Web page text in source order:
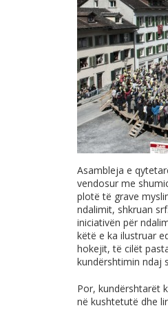
Asambleja e
vendosur me
plotë të grave
ndalimit, shkruan
iniciativën për
këtë e ka ilustruar
hokejit, të cilët
kundërshtimin ndaj
Por, kundërshtarët
në kushtetutë dhe